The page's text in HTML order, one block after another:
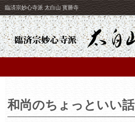
臨済宗妙心寺派 太白山 寳勝寺
和尚のちょっといい話